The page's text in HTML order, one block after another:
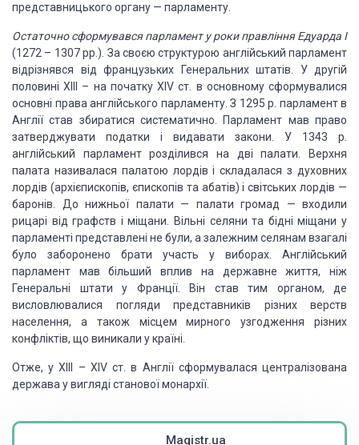
представницького органу — парламенту.
Остаточно сформувався парламент у роки правління Едуарда І
(1272 – 1307 рр.). За своєю структурою англійський парламент
відрізнявся від французьких Генеральних штатів. У другій
половині XIII – на початку XIV ст. в основному сформувалися
основні права англійського парламенту. З 1295 р. парламент в
Англії став збиратися систематично. Парламент мав право
затверджувати податки і видавати закони. У 1343 р.
англійський парламент розділився на дві палати. Верхня
палата називалася палатою лордів і складалася з духовних
лордів (архієпископів, єпископів та абатів) і світських лордів —
баронів. До нижньої палати — палати громад — входили
рицарі від графств і міщани. Вільні селяни та бідні міщани у
парламенті представлені не були, а залежним селянам взагалі
було заборонено брати участь у виборах. Англійський
парламент мав більший вплив на державне життя, ніж
Генеральні штати у Франції. Він став тим органом, де
висловлювалися погляди представників різних верств
населення, а також місцем мирного узгодження різних
конфліктів, що виникали у країні.
Отже, у XIII – XIV ст. в Англії сформувалася централізована
держава у вигляді станової монархії.
Magistr.ua